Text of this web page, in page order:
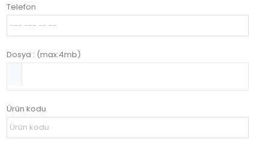
Telefon
Dosya : (max:4mb)
Ürün kodu